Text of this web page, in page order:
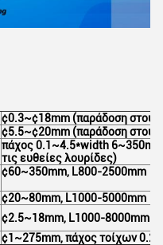
¢0.3~¢18mm (παράδοση στους
¢5.5~¢20mm (παράδοση
πάχος 0.1~4.5*width
τις ευθείες λουρίδες)
¢60~350mm, L800-2500mm
¢20~80mm, L1000-5000mm
¢2.5~18mm, L1000-8000mm
¢1~275mm, πάχος τοίχων